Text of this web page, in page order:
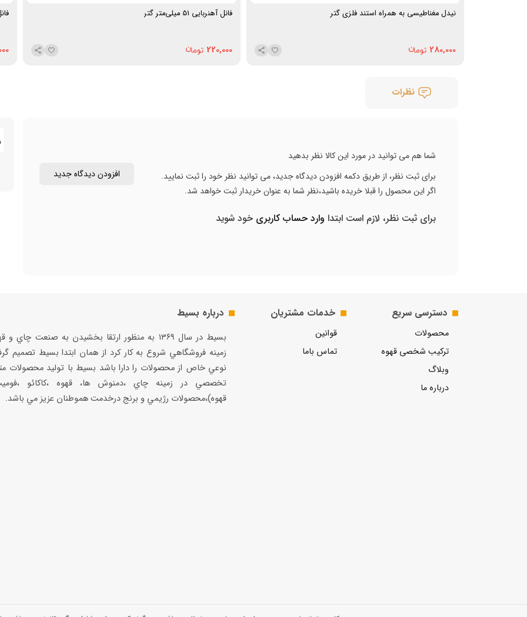
نیدل مغناطیسی به همراه استند فلزی گتر
280,000
فانل آهنربایی 51 میلی‌متر گتر
220,000
فانل
نظرات
شما هم می توانید در مورد این کالا نظر بدهید
برای ثبت نظر، از طریق دکمه افزودن دیدگاه جدید، می توانید نظر خود را ثبت نمایید.
اگر این محصول را قبلا خریده باشید،نظر شما به عنوان خریدار ثبت خواهد شد.
افزودن دیدگاه جدید
برای ثبت نظر، لازم است ابتدا وارد حساب کاربری خود شوید
دسترسی سریع
محصولات
ترکیب شخصی قهوه
وبلاگ
درباره ما
خدمات مشتریان
قوانین
تماس باما
درباره بسیط
بسيط در سال ۱۳۶۹ به منظور ارتقا بخشيدن به صنعت چاي
زمينه فروشگاهي شروع به كار كرد از همان ابتدا بسيط تصميم
نوعي خاص از محصولات را دارا باشد بسيط با توليد محصولات
تخصصي در زمينه چاي ،دمنوش ها، قهوه ،كاكائو
قهوه)،محصولات رژيمي و برنج درخدمت هموطنان عزيز مي باشد.